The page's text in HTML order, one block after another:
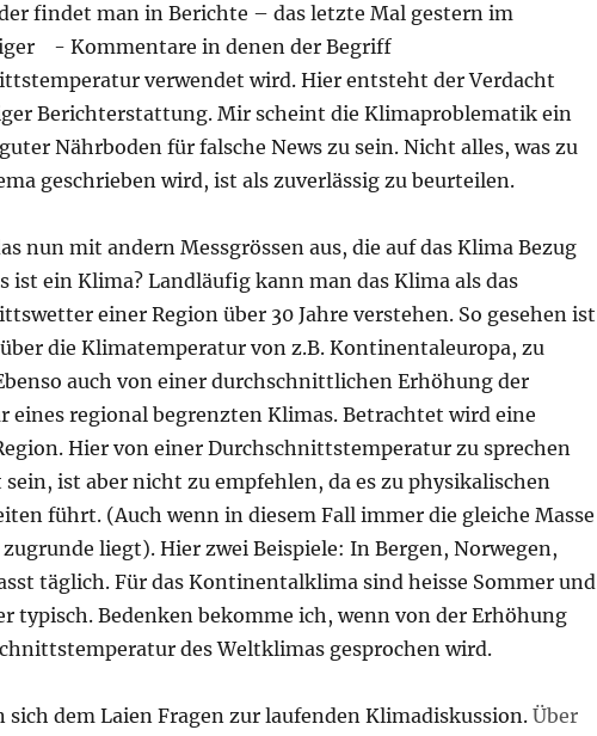
findet man in Berichte – das letzte Mal gestern im
- Kommentare in denen der Begriff
verwendet wird. Hier entsteht der Verdacht
Berichterstattung. Mir scheint die Klimaproblematik ein
Nährboden für falsche News zu sein. Nicht alles, was zu
geschrieben wird, ist als zuverlässig zu beurteilen.
nun mit andern Messgrössen aus, die auf das Klima Bezug
ist ein Klima? Landläufig kann man das Klima als das
einer Region über 30 Jahre verstehen. So gesehen ist
die Klimatemperatur von z.B. Kontinentaleuropa, zu
auch von einer durchschnittlichen Erhöhung der
eines regional begrenzten Klimas. Betrachtet wird eine
Hier von einer Durchschnittstemperatur zu sprechen
ist aber nicht zu empfehlen, da es zu physikalischen
führt. (Auch wenn in diesem Fall immer die gleiche Masse
liegt). Hier zwei Beispiele: In Bergen, Norwegen,
täglich. Für das Kontinentalklima sind heisse Sommer und
typisch. Bedenken bekomme ich, wenn von der Erhöhung
des Weltklimas gesprochen wird.
sich dem Laien Fragen zur laufenden Klimadiskussion. Über